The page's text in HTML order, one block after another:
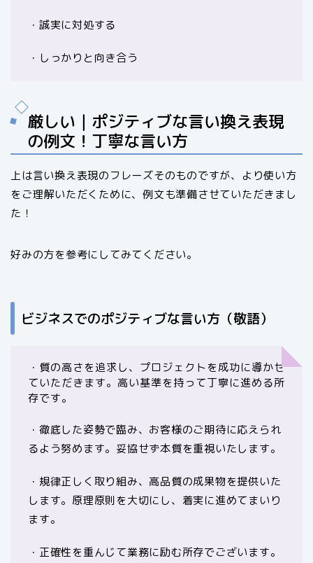
・誠実に対処する
・しっかりと向き合う
厳しい｜ポジティブな言い換え表現
の例文！丁寧な言い方
上は言い換え表現のフレーズそのものですが、より使い方
をご理解いただくために、例文も準備させていただきまし
た！
好みの方を参考にしてみてください。
ビジネスでのポジティブな言い方（敬語）
・質の高さを追求し、プロジェクトを成功に導かせ
ていただきます。高い基準を持って丁寧に進める所
存です。
・徹底した姿勢で臨み、お客様のご期待に応えられ
るよう努めます。妥協せず本質を重視いたします。
・規律正しく取り組み、高品質の成果物を提供いた
します。原理原則を大切にし、着実に進めてまいり
ます。
・正確性を重んじて業務に励む所存でございます。